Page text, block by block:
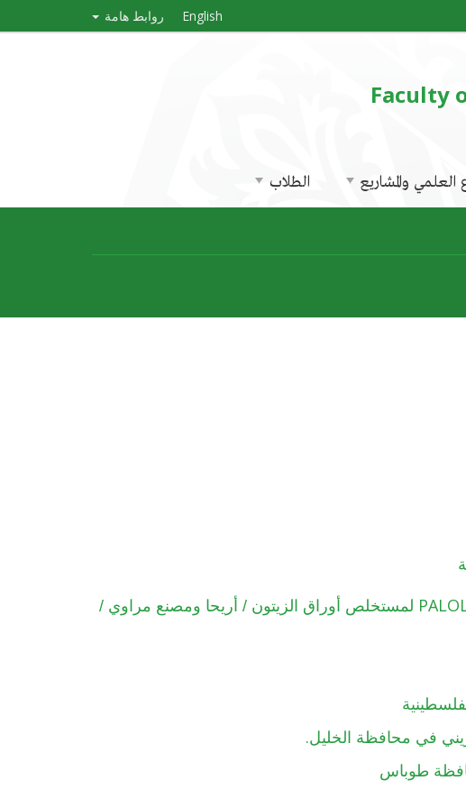
English روابط هامة
Faculty
العلمي والمشاريع الطلاب
لمستخلص أوراق الزيتون / أريحا ومصنع مراوي /
في محافظة الخليل.
طوباس